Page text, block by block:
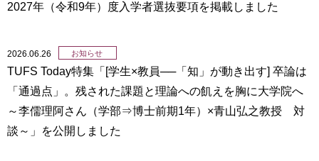
2027年（令和9年）度入学者選抜要項を掲載しました
2026.06.26 お知らせ
TUFS Today特集「[学生×教員──「知」が動き出す] 卒論は
「通過点」。残された課題と理論への飢えを胸に大学院へ
～李儒理阿さん（学部⇒博士前期1年）×青山弘之教授 対
談～」を公開しました